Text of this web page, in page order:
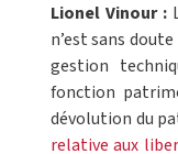
Lionel Vinour :
n’est sans
gestion
fonction
dévolution du
relative aux